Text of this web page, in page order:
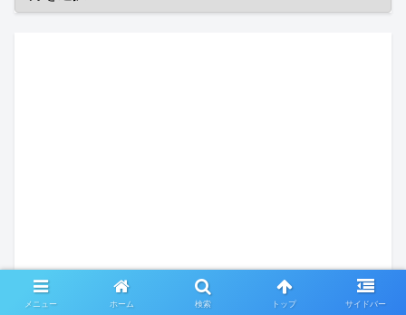
メニュー ホーム 検索 トップ サイドバー